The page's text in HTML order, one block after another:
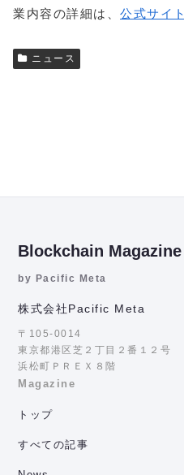
業内容の詳細は、 公式サイト
ニュース
Blockchain Magazine
by Pacific Meta
株式会社Pacific Meta
〒105-0014
東京都港区芝２丁目２番１２号
浜松町ＰＲＥＸ８階
Magazine
トップ
すべての記事